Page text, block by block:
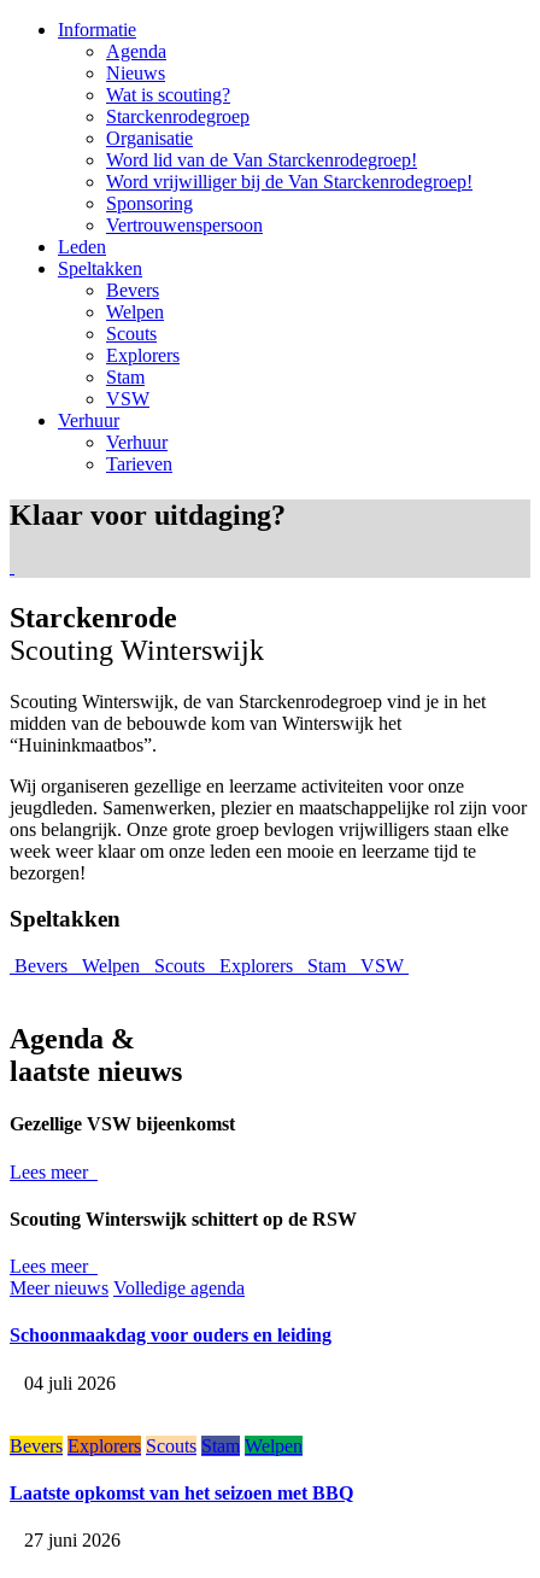
Informatie
Agenda
Nieuws
Wat is scouting?
Starckenrodegroep
Organisatie
Word lid van de Van Starckenrodegroep!
Word vrijwilliger bij de Van Starckenrodegroep!
Sponsoring
Vertrouwenspersoon
Leden
Speltakken
Bevers
Welpen
Scouts
Explorers
Stam
VSW
Verhuur
Verhuur
Tarieven
Klaar voor uitdaging?
Starckenrode
Scouting Winterswijk
Scouting Winterswijk, de van Starckenrodegroep vind je in het
midden van de bebouwde kom van Winterswijk het
“Huininkmaatbos”.
Wij organiseren gezellige en leerzame activiteiten voor onze
jeugdleden. Samenwerken, plezier en maatschappelijke rol zijn voor
ons belangrijk. Onze grote groep bevlogen vrijwilligers staan elke
week weer klaar om onze leden een mooie en leerzame tijd te
bezorgen!
Speltakken
Bevers Welpen Scouts Explorers Stam VSW
Agenda &
laatste nieuws
Gezellige VSW bijeenkomst
Lees meer
Scouting Winterswijk schittert op de RSW
Lees meer
Meer nieuws Volledige agenda
Schoonmaakdag voor ouders en leiding
04 juli 2026
Bevers Explorers Scouts Stam Welpen
Laatste opkomst van het seizoen met BBQ
27 juni 2026